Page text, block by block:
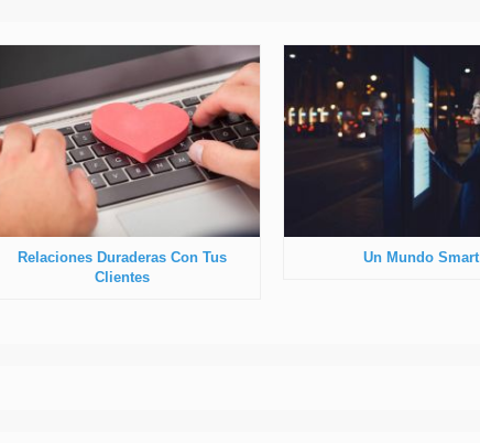
Relaciones Duraderas Con Tus
Clientes
Un Mundo Smart